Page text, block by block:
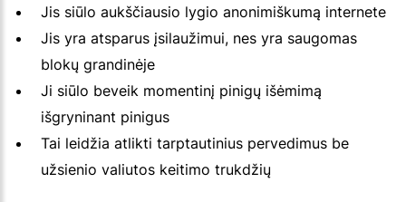
Jis siūlo aukščiausio lygio anonimiškumą internete
Jis yra atsparus įsilaužimui, nes yra saugomas
blokų grandinėje
Ji siūlo beveik momentinį pinigų išėmimą
išgryninant pinigus
Tai leidžia atlikti tarptautinius pervedimus be
užsienio valiutos keitimo trukdžių